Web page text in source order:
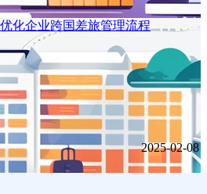
化企业跨国差旅管理流程
2025-02-08